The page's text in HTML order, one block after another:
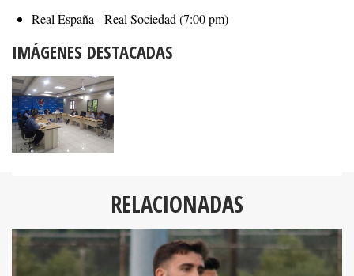
Real España - Real Sociedad (7:00 pm)
IMÁGENES DESTACADAS
RELACIONADAS